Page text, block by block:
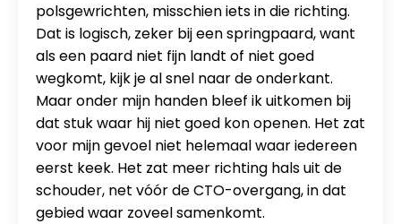
polsgewrichten, misschien iets in die richting.
Dat is logisch, zeker bij een springpaard, want
als een paard niet fijn landt of niet goed
wegkomt, kijk je al snel naar de onderkant.
Maar onder mijn handen bleef ik uitkomen bij
dat stuk waar hij niet goed kon openen. Het zat
voor mijn gevoel niet helemaal waar iedereen
eerst keek. Het zat meer richting hals uit de
schouder, net vóór de CTO-overgang, in dat
gebied waar zoveel samenkomt.